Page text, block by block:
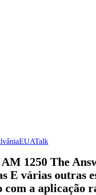
EUATalk
1250 The
E várias outras
com a aplicação